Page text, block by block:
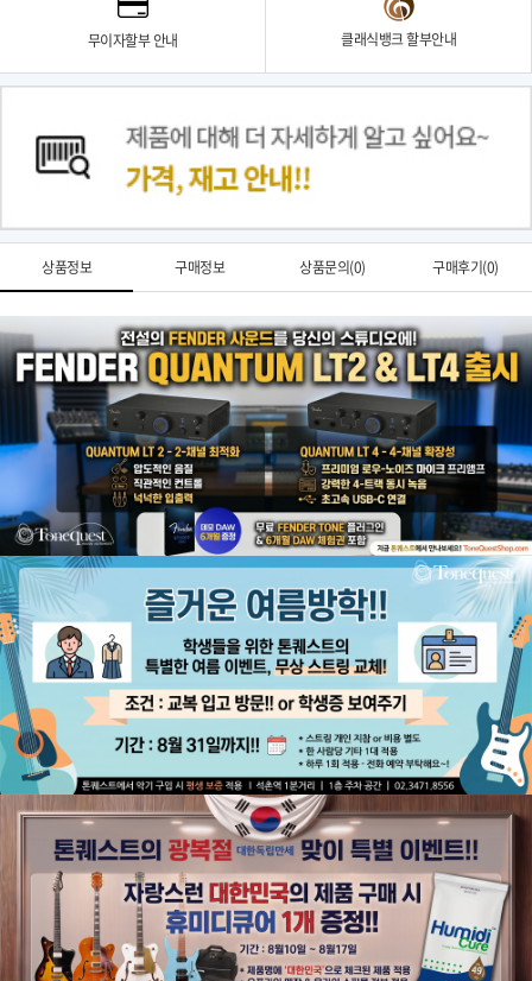
무이자할부 안내 클래식뱅크 할부안내
상품정보 구매정보 상품문의(0) 구매후기(0)